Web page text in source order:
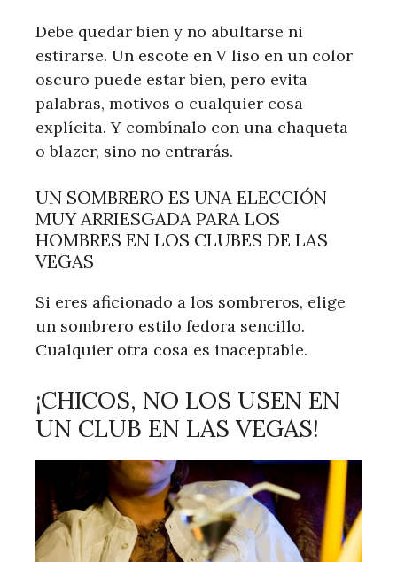
Debe quedar bien y no abultarse ni
estirarse. Un escote en V liso en un color
oscuro puede estar bien, pero evita
palabras, motivos o cualquier cosa
explícita. Y combínalo con una chaqueta
o blazer, sino no entrarás.
UN SOMBRERO ES UNA ELECCIÓN
MUY ARRIESGADA PARA LOS
HOMBRES EN LOS CLUBES DE LAS
VEGAS
Si eres aficionado a los sombreros, elige
un sombrero estilo fedora sencillo.
Cualquier otra cosa es inaceptable.
¡CHICOS, NO LOS USEN EN
UN CLUB EN LAS VEGAS!